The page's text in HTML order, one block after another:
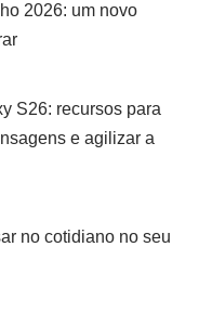
2026: um novo
S26: recursos para
e agilizar a
no cotidiano no seu